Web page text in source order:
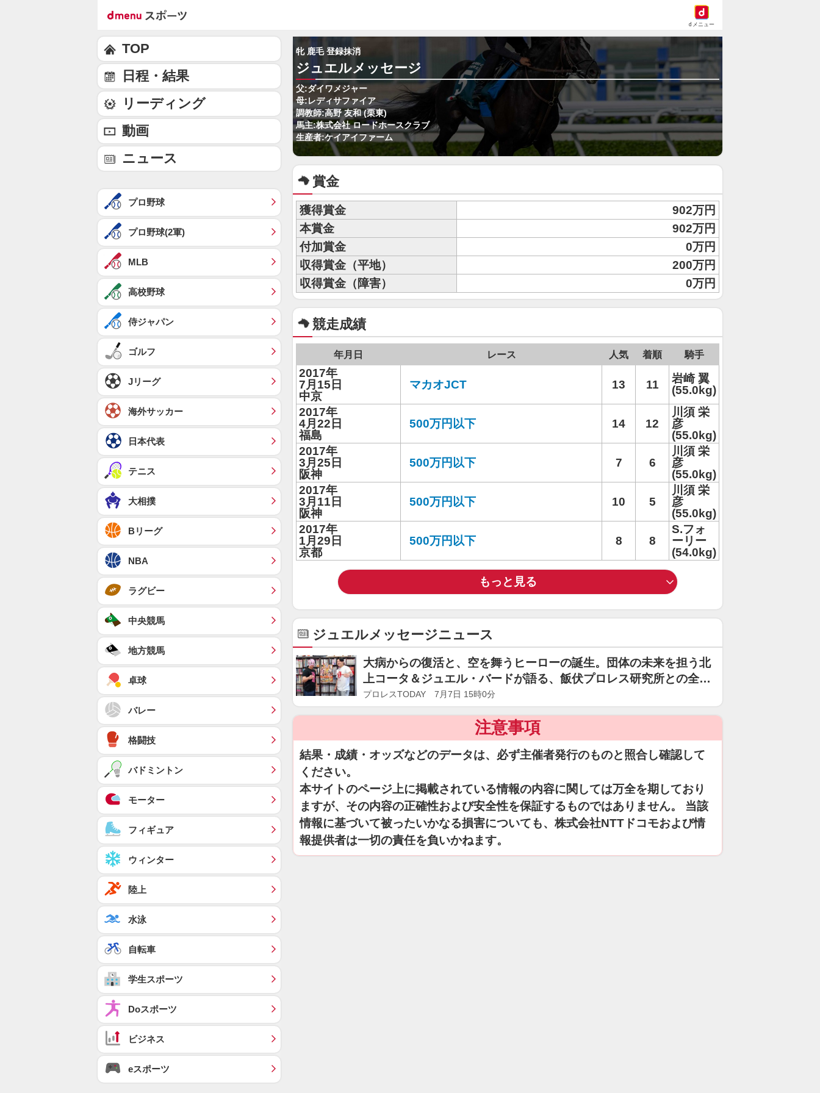
dメニュー
牝 鹿毛 登録抹消
ジュエルメッセージ
父:ダイワメジャー
母:レディサファイア
調教師:高野 友和 (栗東)
馬主:株式会社 ロードホースクラブ
生産者:ケイアイファーム
賞金
獲得賞金
902万円
本賞金
902万円
付加賞金
0万円
収得賞金（平地）
200万円
収得賞金（障害）
0万円
競走成績
年月日 レース 人気 着順 騎手
2017年
7月15日
中京
マカオJCT 13 11
岩崎 翼
(55.0kg)
2017年
4月22日
福島
500万円以下 14 12
川須 栄
彦
(55.0kg)
2017年
3月25日
阪神
500万円以下 7 6
川須 栄
彦
(55.0kg)
2017年
3月11日
阪神
500万円以下 10 5
川須 栄
彦
(55.0kg)
2017年
1月29日
京都
500万円以下 8 8
S.フォ
ーリー
(54.0kg)
もっと見る
ジュエルメッセージニュース
大病からの復活と、空を舞うヒーローの誕生。団体の未来を担う北
上コータ＆ジュエル・バードが語る、飯伏プロレス研究所との全面
対抗戦
プロレスTODAY 7月7日 15時0分
注意事項
結果・成績・オッズなどのデータは、必ず主催者発行のものと照合し確認して
ください。
本サイトのページ上に掲載されている情報の内容に関しては万全を期しており
ますが、その内容の正確性および安全性を保証するものではありません。 当該
情報に基づいて被ったいかなる損害についても、株式会社NTTドコモおよび情
報提供者は一切の責任を負いかねます。
TOP
日程・結果
リーディング
動画
ニュース
プロ野球
プロ野球(2軍)
MLB
高校野球
侍ジャパン
ゴルフ
Jリーグ
海外サッカー
日本代表
テニス
大相撲
Bリーグ
NBA
ラグビー
中央競馬
地方競馬
卓球
バレー
格闘技
バドミントン
モーター
フィギュア
ウィンター
陸上
水泳
自転車
学生スポーツ
Doスポーツ
ビジネス
eスポーツ